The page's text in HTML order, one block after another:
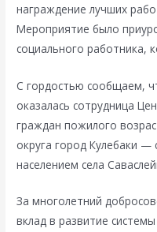
награждение лучших
Мероприятие было
социального работника,
С гордостью сообщаем,
оказалась сотрудница
граждан пожилого
округа город Кулебаки —
населением села
За многолетний
вклад в развитие